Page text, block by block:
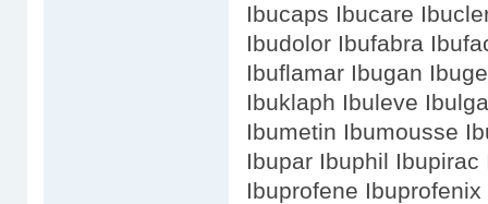
Ibucaps Ibucare
Ibudolor Ibufabra
Ibuflamar Ibugan
Ibuklaph Ibuleve
Ibumetin Ibumousse
Ibupar Ibuphil
Ibuprofene